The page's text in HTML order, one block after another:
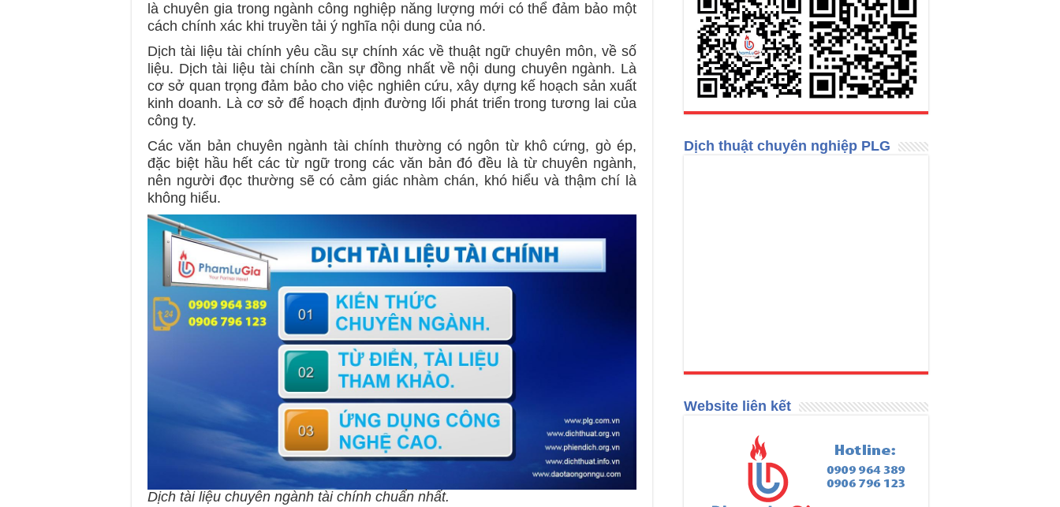
là chuyên gia trong ngành công nghiệp năng lượng mới có thể đảm bảo một
cách chính xác khi truyền tải ý nghĩa nội dung của nó.
Dịch tài liệu tài chính yêu cầu sự chính xác về thuật ngữ chuyên môn, về số
liệu. Dịch tài liệu tài chính cần sự đồng nhất về nội dung chuyên ngành. Là
cơ sở quan trọng đảm bảo cho việc nghiên cứu, xây dựng kế hoạch sản xuất
kinh doanh. Là cơ sở để hoạch định đường lối phát triển trong tương lai của
công ty.
Các văn bản chuyên ngành tài chính thường có ngôn từ khô cứng, gò ép,
đặc biệt hầu hết các từ ngữ trong các văn bản đó đều là từ chuyên ngành,
nên người đọc thường sẽ có cảm giác nhàm chán, khó hiểu và thậm chí là
không hiểu.
Dịch tài liệu chuyên ngành tài chính chuẩn nhất.
Dịch thuật chuyên nghiệp PLG
Website liên kết